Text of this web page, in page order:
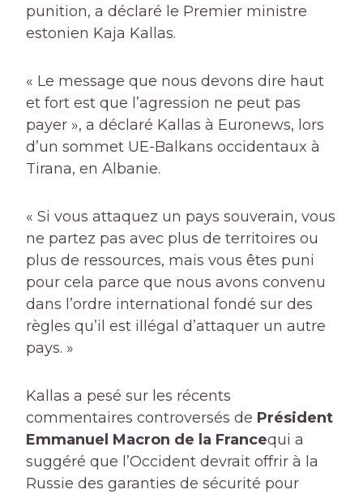
punition, a déclaré le Premier ministre
estonien Kaja Kallas.
« Le message que nous devons dire haut
et fort est que l’agression ne peut pas
payer », a déclaré Kallas à Euronews, lors
d’un sommet UE-Balkans occidentaux à
Tirana, en Albanie.
« Si vous attaquez un pays souverain, vous
ne partez pas avec plus de territoires ou
plus de ressources, mais vous êtes puni
pour cela parce que nous avons convenu
dans l’ordre international fondé sur des
règles qu’il est illégal d’attaquer un autre
pays. »
Kallas a pesé sur les récents
commentaires controversés de Président
Emmanuel Macron de la Francequi a
suggéré que l’Occident devrait offrir à la
Russie des garanties de sécurité pour